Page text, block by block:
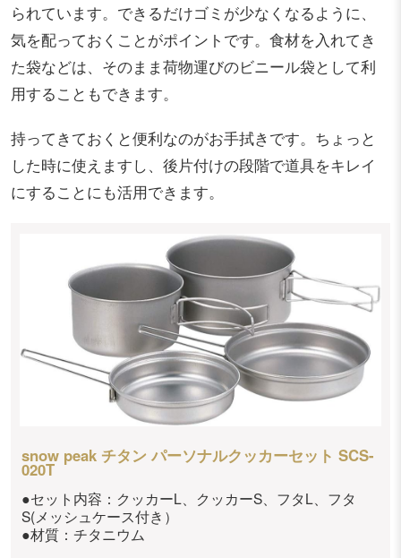
られています。できるだけゴミが少なくなるように、
気を配っておくことがポイントです。食材を入れてき
た袋などは、そのまま荷物運びのビニール袋として利
用することもできます。
持ってきておくと便利なのがお手拭きです。ちょっと
した時に使えますし、後片付けの段階で道具をキレイ
にすることにも活用できます。
snow peak チタン パーソナルクッカーセット SCS-
020T
●セット内容：クッカーL、クッカーS、フタL、フタ
S(メッシュケース付き）
●材質：チタニウム